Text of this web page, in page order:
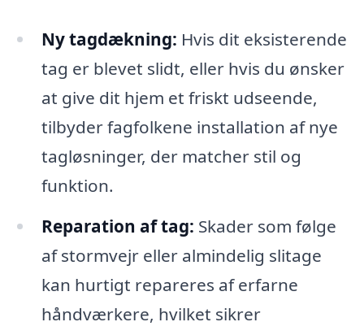
Ny tagdækning: Hvis dit eksisterende
tag er blevet slidt, eller hvis du ønsker
at give dit hjem et friskt udseende,
tilbyder fagfolkene installation af nye
tagløsninger, der matcher stil og
funktion.
Reparation af tag: Skader som følge
af stormvejr eller almindelig slitage
kan hurtigt repareres af erfarne
håndværkere, hvilket sikrer